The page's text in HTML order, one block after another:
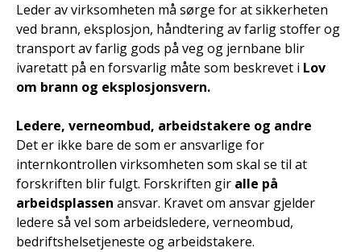
Leder av virksomheten må sørge for at sikkerheten
ved brann, eksplosjon, håndtering av farlig stoffer og
transport av farlig gods på veg og jernbane blir
ivaretatt på en forsvarlig måte som beskrevet i Lov
om brann og eksplosjonsvern.
Ledere, verneombud, arbeidstakere og andre
Det er ikke bare de som er ansvarlige for
internkontrollen virksomheten som skal se til at
forskriften blir fulgt. Forskriften gir alle på
arbeidsplassen ansvar. Kravet om ansvar gjelder
ledere så vel som arbeidsledere, verneombud,
bedriftshelsetjeneste og arbeidstakere.